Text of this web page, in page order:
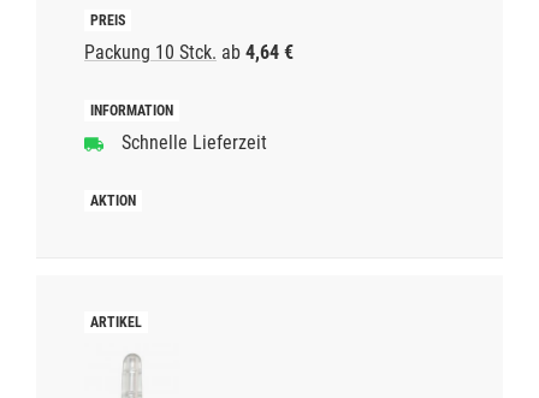
Packung 10 Stck. ab 4,64 €
Schnelle Lieferzeit